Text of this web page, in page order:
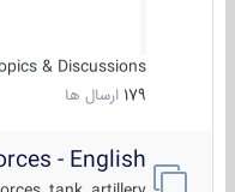
& Discussions
179 ارسال ها
- English